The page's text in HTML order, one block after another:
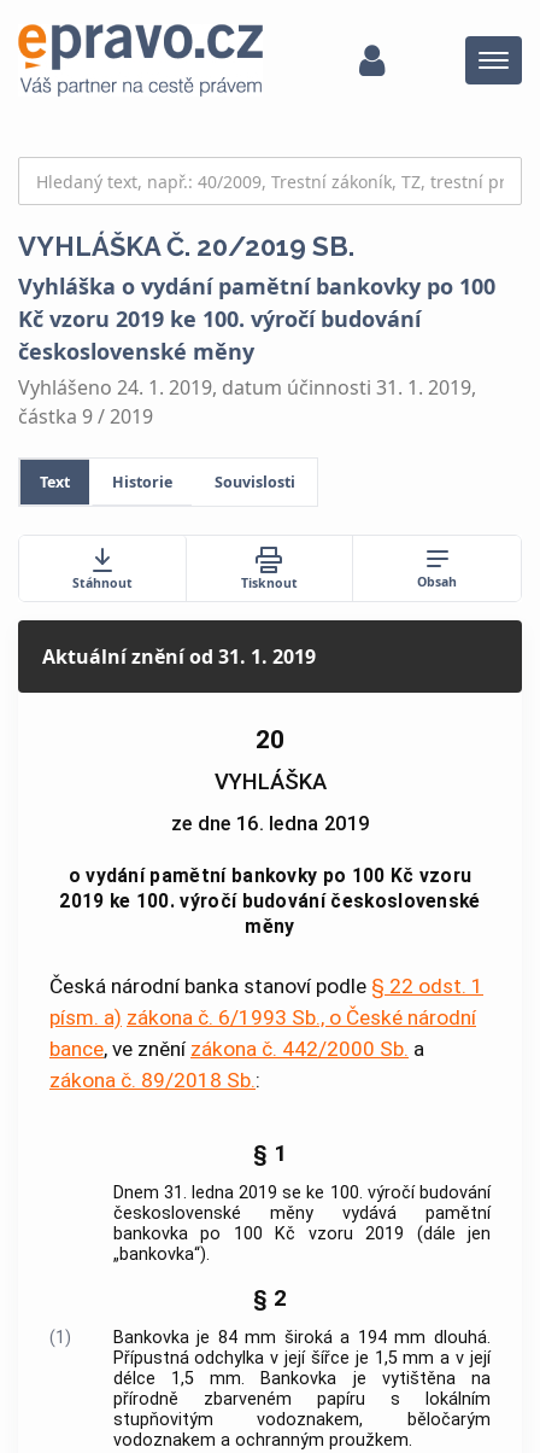
Menu
VYHLÁŠKA Č. 20/2019 SB.
Vyhláška o vydání pamětní bankovky po 100
Kč vzoru 2019 ke 100. výročí budování
československé měny
Vyhlášeno 24. 1. 2019, datum účinnosti 31. 1. 2019,
částka 9 / 2019
Text Historie Souvislosti
Stáhnout Tisknout Obsah
Aktuální zněníod 31. 1. 2019
20
VYHLÁŠKA
ze dne 16. ledna 2019
o vydání pamětní bankovky po 100 Kč vzoru
2019 ke 100. výročí budování československé
měny
Česká národní banka stanoví podle § 22 odst. 1
písm. a) zákona č. 6/1993 Sb., o České národní
bance, ve znění zákona č. 442/2000 Sb. a
zákona č. 89/2018 Sb.:
§ 1
Dnem 31. ledna 2019 se ke 100. výročí budování
československé měny vydává pamětní
bankovka po 100 Kč vzoru 2019 (dále jen
„bankovka“).
§ 2
(1)
Bankovka je 84 mm široká a 194 mm dlouhá.
Přípustná odchylka v její šířce je 1,5 mm a v její
délce 1,5 mm. Bankovka je vytištěna na
přírodně zbarveném papíru s lokálním
stupňovitým vodoznakem, běločarým
vodoznakem a ochranným proužkem.